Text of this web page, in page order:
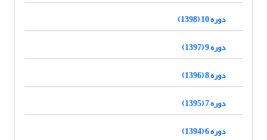
دوره 10 (1398)
دوره 9 (1397)
دوره 8 (1396)
دوره 7 (1395)
دوره 6 (1394)